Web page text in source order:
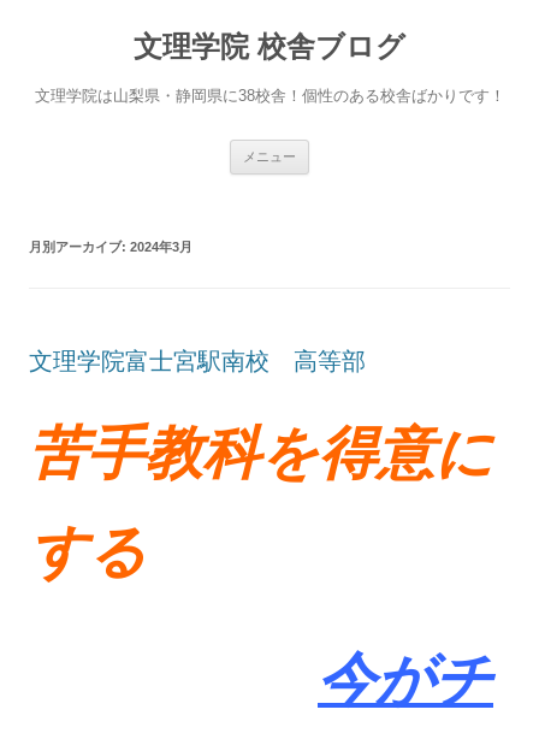
文理学院 校舎ブログ
文理学院は山梨県・静岡県に38校舎！個性のある校舎ばかりです！
メニュー
月別アーカイブ: 2024年3月
文理学院富士宮駅南校 高等部
苦手教科を得意に
する
今がチ